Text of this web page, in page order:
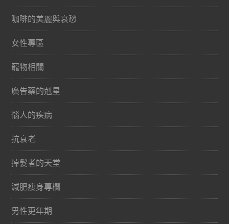
咖啡的美麗與哀愁
女性專區
寵物相關
廣告藥的剋星
惱人的疾病
抗衰老
掉髮者的天堂
減肥瘦身專欄
男性更年期